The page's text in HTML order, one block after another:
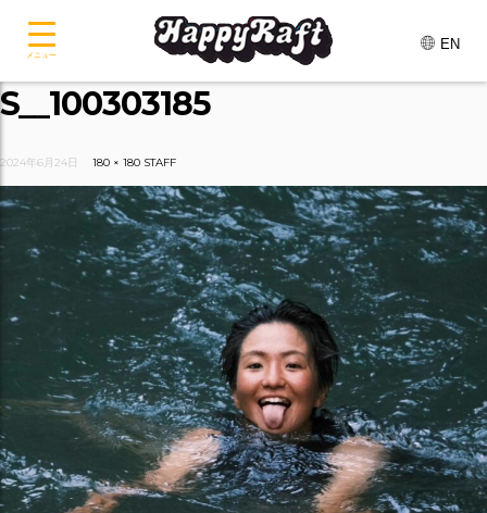
EN
S__100303185
2024年6月24日 180 × 180 STAFF
メニュー